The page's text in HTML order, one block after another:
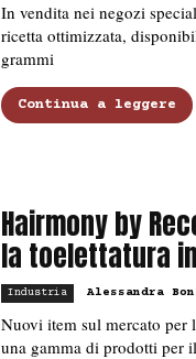
In vendita nei negozi
ricetta ottimizzata,
grammi
Continua a leggere
Hairmony by
la toelettatura
Industria Alessandra
Nuovi item sul mercato per
una gamma di prodotti per